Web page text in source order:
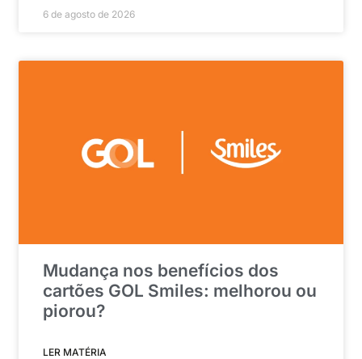
6 de agosto de 2026
Mudança nos benefícios dos
cartões GOL Smiles: melhorou ou
piorou?
LER MATÉRIA